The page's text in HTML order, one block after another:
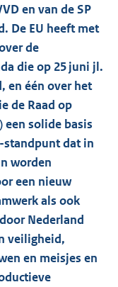
en van de SP
De EU heeft met
de
die op 25 juni jl.
en één over het
de Raad op
een solide basis
standpunt dat in
worden
een nieuw
als ook
Nederland
veiligheid,
en meisjes en